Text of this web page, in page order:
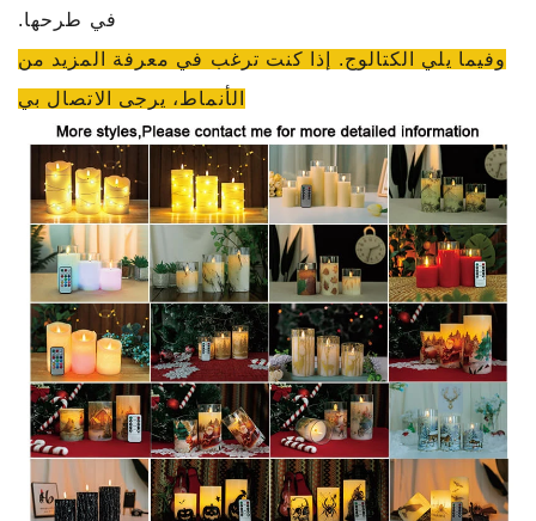
في طرحها.
وفيما يلي الكتالوج. إذا كنت ترغب في معرفة المزيد من
الأنماط، يرجى الاتصال بي